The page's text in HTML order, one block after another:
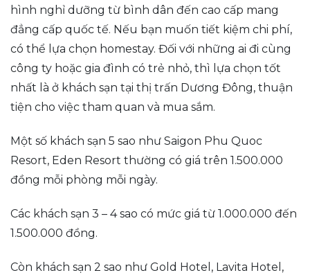
hình nghỉ dưỡng từ bình dân đến cao cấp mang
đẳng cấp quốc tế. Nếu bạn muốn tiết kiệm chi phí,
có thể lựa chọn homestay. Đối với những ai đi cùng
công ty hoặc gia đình có trẻ nhỏ, thì lựa chọn tốt
nhất là ở khách sạn tại thị trấn Dương Đông, thuận
tiện cho việc tham quan và mua sắm.
Một số khách sạn 5 sao như Saigon Phu Quoc
Resort, Eden Resort thường có giá trên 1.500.000
đồng mỗi phòng mỗi ngày.
Các khách sạn 3 – 4 sao có mức giá từ 1.000.000 đến
1.500.000 đồng.
Còn khách sạn 2 sao như Gold Hotel, Lavita Hotel,